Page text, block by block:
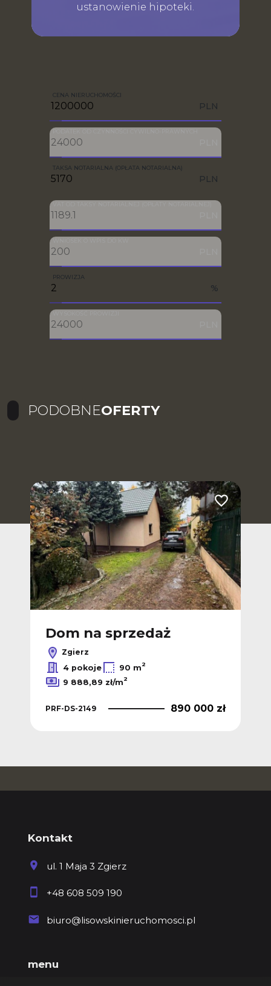
ustanowienie hipoteki.
CENA NIERUCHOMOŚCI
PLN
TAKSA NOTARIALNA (OPŁATA NOTARIALNA)
PLN
PROWIZJA
%
PODOBNEOFERTY
Dodaj do
Dom na sprzedaż
Zgierz
4 pokoje
90 m2
9 888,89 zł/m2
PRF-DS-2149 890 000 zł
Kontakt
ul. 1 Maja 3 Zgierz
+48 608 509 190
biuro@lisowskinieruchomosci.pl
menu